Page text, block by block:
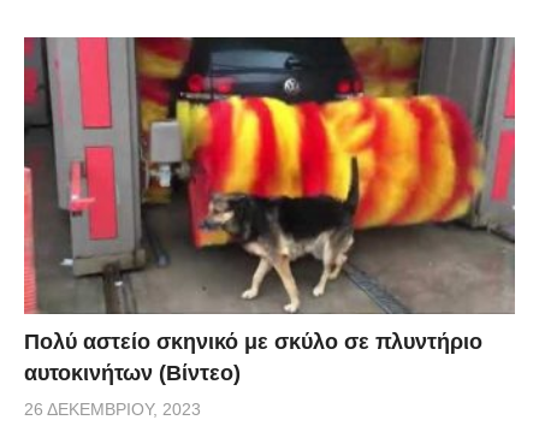
Πολύ αστείο σκηνικό με σκύλο σε πλυντήριο
αυτοκινήτων (Βίντεο)
26 ΔΕΚΕΜΒΡΊΟΥ, 2023